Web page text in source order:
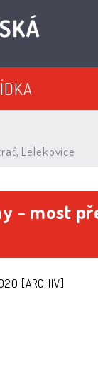
Lelekovice
- most
[ARCHIV]